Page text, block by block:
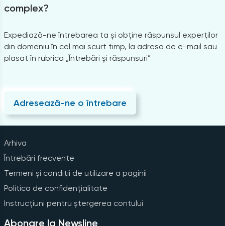
complex?
Expediază-ne întrebarea ta și obține răspunsul experților
din domeniu în cel mai scurt timp, la adresa de e-mail sau
plasat în rubrica „Întrebări și răspunsuri”
Adresează-ne o întrebare
Arhiva
Întrebări frecvente
Termeni și condiții de utilizare a paginii
Politica de confidențialitate
Instrucțiuni pentru ștergerea contului
Abonare la Newsline